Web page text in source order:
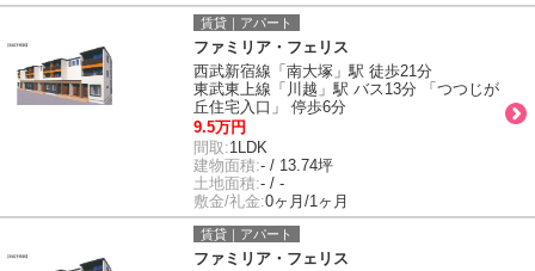
賃貸｜アパート
ファミリア・フェリス
西武新宿線「南大塚」駅 徒歩21分
東武東上線「川越」駅 バス13分 「つつじが
丘住宅入口」 停歩6分
9.5万円
間取:1LDK
建物面積:- / 13.74坪
土地面積:- / -
敷金/礼金:0ヶ月/1ヶ月
賃貸｜アパート
ファミリア・フェリス